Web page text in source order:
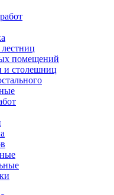
помещений
и столешниц